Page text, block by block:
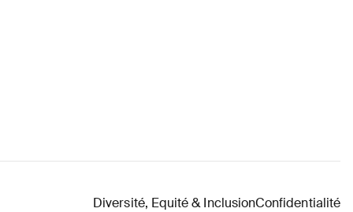
Diversité, Equité & InclusionConfidentialité